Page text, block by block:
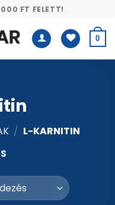
FT FELETT!
0
/ L-KARNITIN